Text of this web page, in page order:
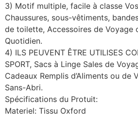
3) Motif multiple, facile à classe
Chaussures, sous-vêtiments,
de toilette, Accessoires de Voyage
Quotidien.
4) ILS PEUVENT ÊTRE UTILISES
SPORT, Sacs à Linge Sales de
Cadeaux Remplis d’Aliments ou de
Sans-Abri.
Spécifications du Protuit:
Materiel: Tissu Oxford